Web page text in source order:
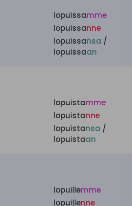
lopuissamme
lopuissanne
lopuissansa /
lopuissaan
lopuistamme
lopuistanne
lopuistansa /
lopuistaan
lopuillemme
lopuillenne